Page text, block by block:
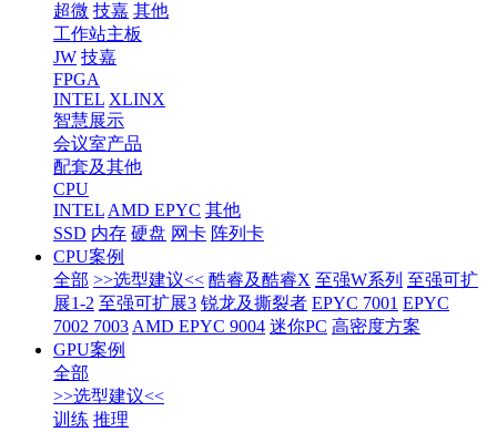
超微 技嘉 其他
工作站主板
JW 技嘉
FPGA
INTEL XLINX
智慧展示
会议室产品
配套及其他
CPU
INTEL AMD EPYC 其他
SSD 内存 硬盘 网卡 阵列卡
CPU案例
全部 >>选型建议<< 酷睿及酷睿X 至强W系列 至强可扩
展1-2 至强可扩展3 锐龙及撕裂者 EPYC 7001 EPYC
7002 7003 AMD EPYC 9004 迷你PC 高密度方案
GPU案例
全部
>>选型建议<<
训练 推理